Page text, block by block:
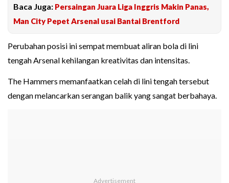
Baca Juga: Persaingan Juara Liga Inggris Makin Panas,
Man City Pepet Arsenal usai Bantai Brentford
Perubahan posisi ini sempat membuat aliran bola di lini
tengah Arsenal kehilangan kreativitas dan intensitas.
The Hammers memanfaatkan celah di lini tengah tersebut
dengan melancarkan serangan balik yang sangat berbahaya.